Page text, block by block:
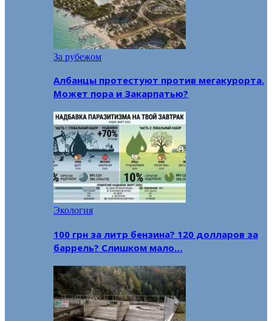
За рубежом
Албанцы протестуют против мегакурорта.
Может пора и Закарпатью?
Экология
100 грн за литр бензина? 120 долларов за
баррель? Слишком мало…